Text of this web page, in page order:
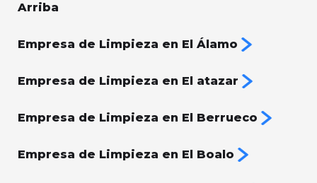
Arriba
Empresa de Limpieza en El Álamo
Empresa de Limpieza en El atazar
Empresa de Limpieza en El Berrueco
Empresa de Limpieza en El Boalo